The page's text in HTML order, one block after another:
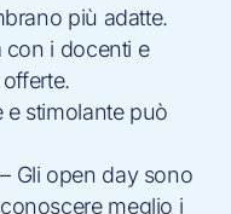
più adatte.
con i docenti e
e stimolante può
– Gli open day sono
meglio i